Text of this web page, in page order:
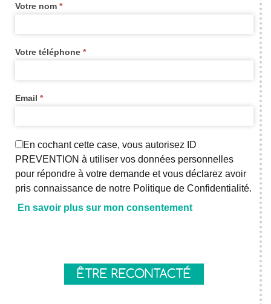
Votre nom *
Votre téléphone *
Email *
En cochant cette case, vous autorisez ID
PREVENTION à utiliser vos données personnelles
pour répondre à votre demande et vous déclarez avoir
pris connaissance de notre Politique de Confidentialité.
En savoir plus sur mon consentement
ÊTRE RECONTACTÉ